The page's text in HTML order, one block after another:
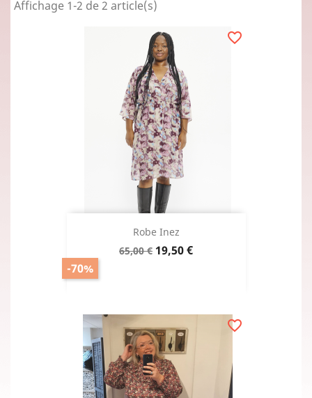
Affichage 1-2 de 2 article(s)
Robe Inez
Prix
65,00 €
-70%
Prix
19,50 €
favorite_border
favorite_border